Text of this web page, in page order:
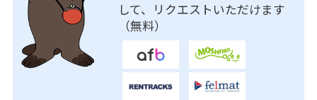
して、リクエストいただけます
（無料）